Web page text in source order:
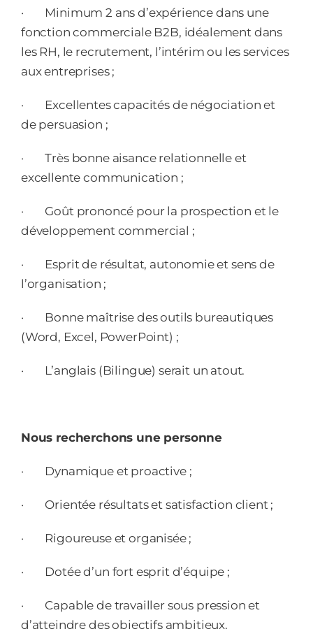
·
Minimum 2 ans d’expérience dans une
fonction commerciale B2B, idéalement dans
les RH, le recrutement, l’intérim ou les services
aux entreprises ;
·
Excellentes capacités de négociation et
de persuasion ;
·
Très bonne aisance relationnelle et
excellente communication ;
·
Goût prononcé pour la prospection et le
développement commercial ;
·
Esprit de résultat, autonomie et sens de
l’organisation ;
·
Bonne maîtrise des outils bureautiques
(Word, Excel, PowerPoint) ;
· L’anglais (Bilingue) serait un atout.
Nous recherchons une personne
· Dynamique et proactive ;
· Orientée résultats et satisfaction client ;
· Rigoureuse et organisée ;
· Dotée d’un fort esprit d’équipe ;
·
Capable de travailler sous pression et
d’atteindre des objectifs ambitieux.